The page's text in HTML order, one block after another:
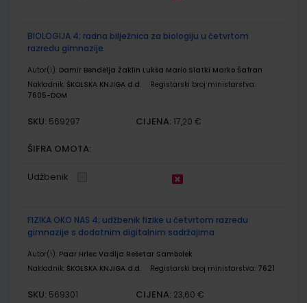
BIOLOGIJA 4; radna bilježnica za biologiju u četvrtom
razredu gimnazije
Autor(i): Damir Bendelja Žaklin Lukša Mario Slatki Marko Šafran
Nakladnik: ŠKOLSKA KNJIGA d.d.
Registarski broj ministarstva:
7605-DOM
SKU: 569297 CIJENA: 17,20 €
ŠIFRA OMOTA:
Udžbenik
FIZIKA OKO NAS 4; udžbenik fizike u četvrtom razredu
gimnazije s dodatnim digitalnim sadržajima
Autor(i): Paar Hrlec Vadlja Rešetar Sambolek
Nakladnik: ŠKOLSKA KNJIGA d.d. Registarski broj ministarstva: 7621
SKU: 569301 CIJENA: 23,60 €